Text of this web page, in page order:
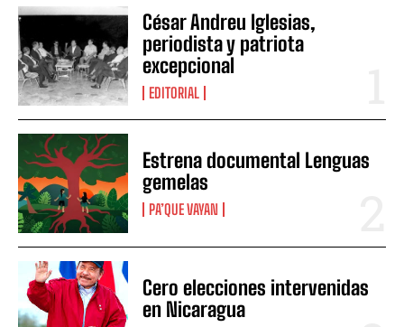
César Andreu Iglesias,
periodista y patriota
excepcional
EDITORIAL
Estrena documental Lenguas
gemelas
PA’QUE VAYAN
Cero elecciones intervenidas
en Nicaragua